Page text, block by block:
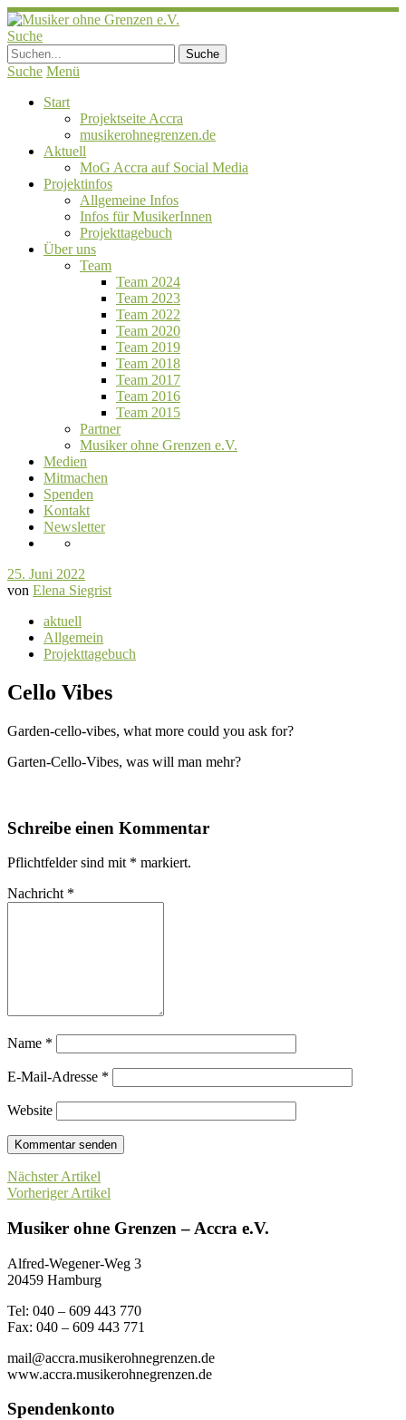
Suche
Suche Menü
Start
Projektseite Accra
musikerohnegrenzen.de
Aktuell
MoG Accra auf Social Media
Projektinfos
Allgemeine Infos
Infos für MusikerInnen
Projekttagebuch
Über uns
Team
Team 2024
Team 2023
Team 2022
Team 2020
Team 2019
Team 2018
Team 2017
Team 2016
Team 2015
Partner
Musiker ohne Grenzen e.V.
Medien
Mitmachen
Spenden
Kontakt
Newsletter
25. Juni 2022
von Elena Siegrist
aktuell
Allgemein
Projekttagebuch
Cello Vibes
Garden-cello-vibes, what more could you ask for?
Garten-Cello-Vibes, was will man mehr?
Schreibe einen Kommentar
Pflichtfelder sind mit * markiert.
Nachricht *
Name *
E-Mail-Adresse *
Website
Nächster Artikel
Vorheriger Artikel
Musiker ohne Grenzen – Accra e.V.
Alfred-Wegener-Weg 3
20459 Hamburg
Tel: 040 – 609 443 770
Fax: 040 – 609 443 771
mail@accra.musikerohnegrenzen.de
www.accra.musikerohnegrenzen.de
Spendenkonto